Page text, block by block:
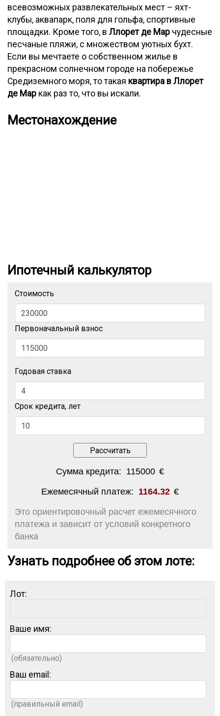
всевозможных развлекательных мест – яхт-
клубы, аквапарк, поля для гольфа, спортивные
площадки. Кроме того, в Ллорет де Мар чудесные
песчаные пляжи, с множеством уютных бухт.
Если вы мечтаете о собственном жилье в
прекрасном солнечном городе на побережье
Средиземного моря, то такая квартира в Ллорет
де Мар как раз то, что вы искали.
Местонахождение
Ипотечный калькулятор
Стоимость
Первоначальный взнос
Годовая ставка
Срок кредита, лет
Сумма кредита: 115000 €
Ежемесячный платеж: 1164.32 €
Это ориентировочный расчет ежемесячного
платежа и зависит от условий конкретного
банка
Узнать подробнее об этом лоте:
Лот:
Ваше имя:
(обязательно)
Ваш email:
(правильный email)